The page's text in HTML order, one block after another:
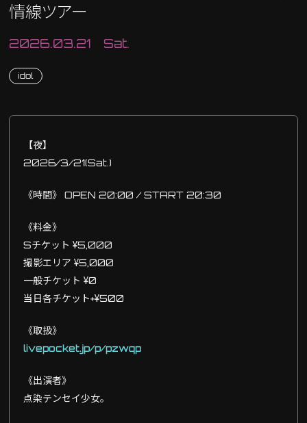
情線ツアー
2026.03.21 Sat.
idol
【夜】
2026/3/21(Sat.)
《時間》 OPEN 20:00 / START 20:30
《料金》
Sチケット ¥5,000
撮影エリア ¥5,000
一般チケット ¥0
当日各チケット+¥500
《取扱》
livepocket.jp/p/pzwqp
《出演者》
点染テンセイ少女。